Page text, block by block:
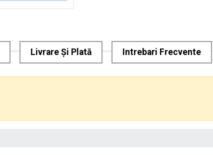
Livrare Și Plată Intrebari Frecvente